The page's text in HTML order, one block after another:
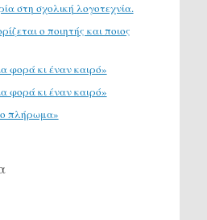
στη σχολική λογοτεχνία.
ο ποιητής και ποιος
φορά κι έναν καιρό»
φορά κι έναν καιρό»
πλήρωμα»